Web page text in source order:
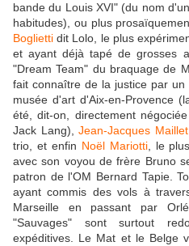
bande du Louis XVI" (du nom
habitudes), ou plus
Boglietti dit Lolo, le plus
et ayant déjà tapé de grosses
"Dream Team" du braquage de
fait connaître de la justice par
musée d'art d'Aix-en-Provence
été, dit-on, directement
Jack Lang), Jean-Jacques Maillet
trio, et enfin Noël Mariotti, le
avec son voyou de frère Bruno
patron de l'OM Bernard Tapie.
ayant commis des vols à
Marseille en passant par
"Sauvages" sont surtout
expéditives. Le Mat et le Belge